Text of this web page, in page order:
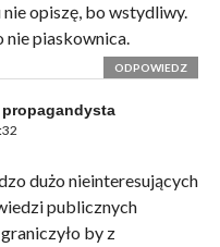
opiszę, bo wstydliwy.
nie piaskownica.
ODPOWIEDZ
dużo nieinteresujących
publicznych
by z